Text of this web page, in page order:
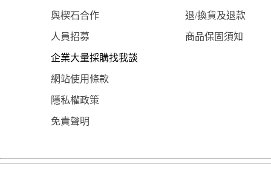
與楔石合作 退/換貨及退款
人員招募 商品保固須知
企業大量採購找我談
網站使用條款
隱私權政策
免責聲明